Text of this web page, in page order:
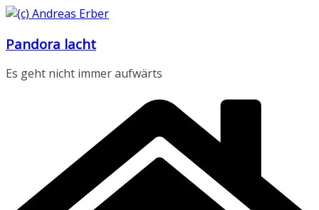
Zum
springen
Pandora lacht
Es geht nicht immer aufwärts